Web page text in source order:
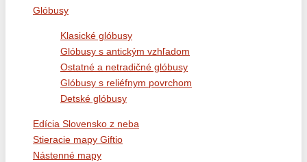
Glóbusy
Klasické glóbusy
Glóbusy s antickým vzhľadom
Ostatné a netradičné glóbusy
Glóbusy s reliéfnym povrchom
Detské glóbusy
Edícia Slovensko z neba
Stieracie mapy Giftio
Nástenné mapy